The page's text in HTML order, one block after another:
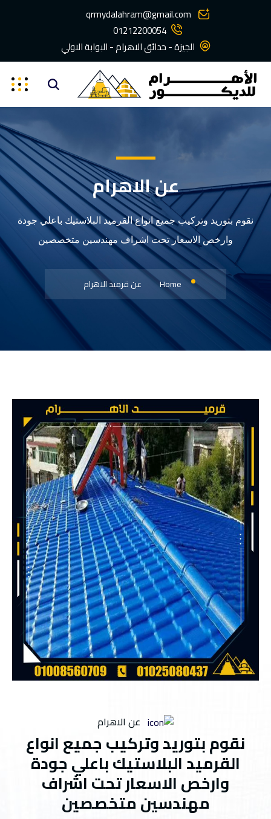
qrmydalahram@gmail.com
01212200054
الجيزة - حدائق الاهرام - البوابة الاولي
عن الاهرام
نقوم بتوريد وتركيب جميع انواع القرميد البلاستيك باعلي جودة
وارخص الاسعار تحت اشراف مهندسين متخصصين
Home عن قرميد الاهرام
عن الاهرام
نقوم بتوريد وتركيب جميع انواع
القرميد البلاستيك باعلي جودة
وارخص الاسعار تحت اشراف
مهندسين متخصصين